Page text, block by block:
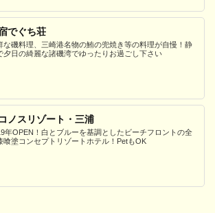
でぐち荘
な磯料理、三崎港名物の鮪の兜焼き等の料理が自慢！静
夕日の綺麗な諸磯湾でゆったりお過ごし下さい
ノスリゾート・三浦
年OPEN！白とブルーを基調としたビーチフロントの全
喰塗コンセプトリゾートホテル！PetもOK